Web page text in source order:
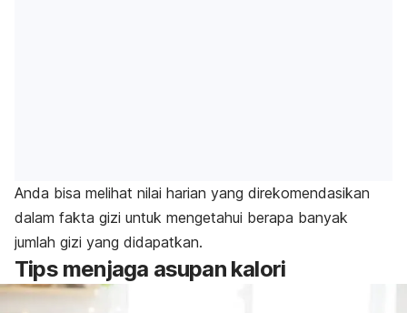
Anda bisa melihat nilai harian yang direkomendasikan
dalam fakta gizi untuk mengetahui berapa banyak
jumlah gizi yang didapatkan.
Tips menjaga asupan kalori